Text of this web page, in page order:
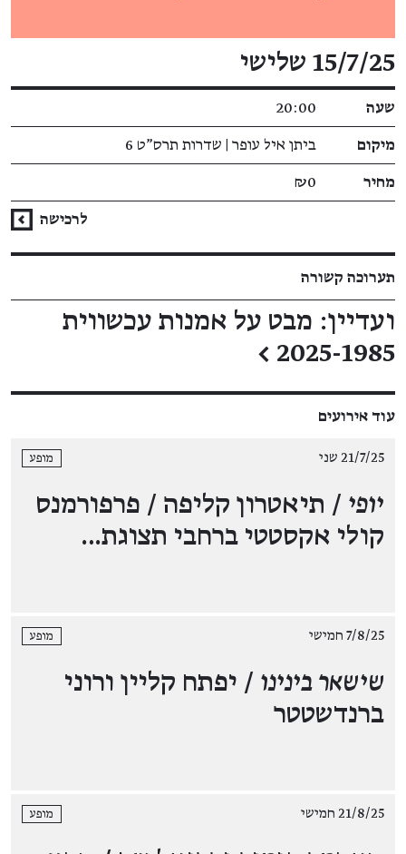
15/7/25 שלישי
שעה 20:00
מיקום ביתן איל עופר | שדרות תרס"ט 6
מחיר ₪0
לרכישה
תערוכה קשורה
ועדיין: מבט על אמנות עכשווית
2025-1985
←
עוד אירועים
21/7/25 שני מופע
יופי / תיאטרון קליפה / פרפורמנס
קולי אקסטטי ברחבי תצוגת…
7/8/25 חמישי מופע
שישאר בינינו / יפתח קליין ורוני
ברנדשטטר
21/8/25 חמישי מופע